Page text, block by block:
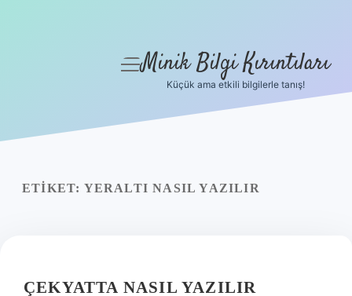
Yasal Uyarı
menüyü
Minik Bilgi Kırıntıları
Küçük ama etkili bilgilerle tanış!
ETIKET: YERALTI NASIL YAZILIR
ÇEKYATTA NASIL YAZILIR